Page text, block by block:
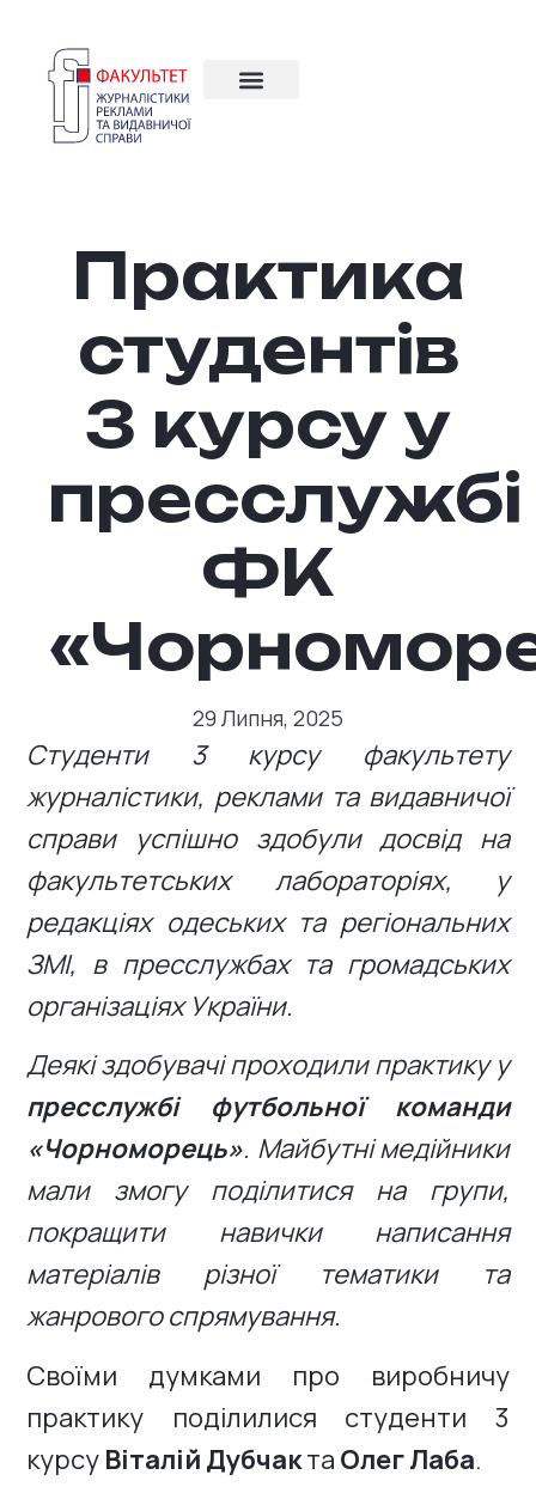
Практика
студентів
3 курсу у
пресслужбі
ФК
29 Липня, 2025
Студенти 3 курсу факультету
журналістики, реклами та видавничої
справи успішно здобули досвід на
факультетських лабораторіях, у
редакціях одеських та регіональних
ЗМІ, в пресслужбах та громадських
організаціях України.
Деякі здобувачі проходили практику у
пресслужбі футбольної команди
«Чорноморець». Майбутні медійники
мали змогу поділитися на групи,
покращити навички написання
матеріалів різної тематики та
жанрового спрямування.
Своїми думками про виробничу
практику поділилися студенти 3
курсу Віталій Дубчакта Олег Лаба.